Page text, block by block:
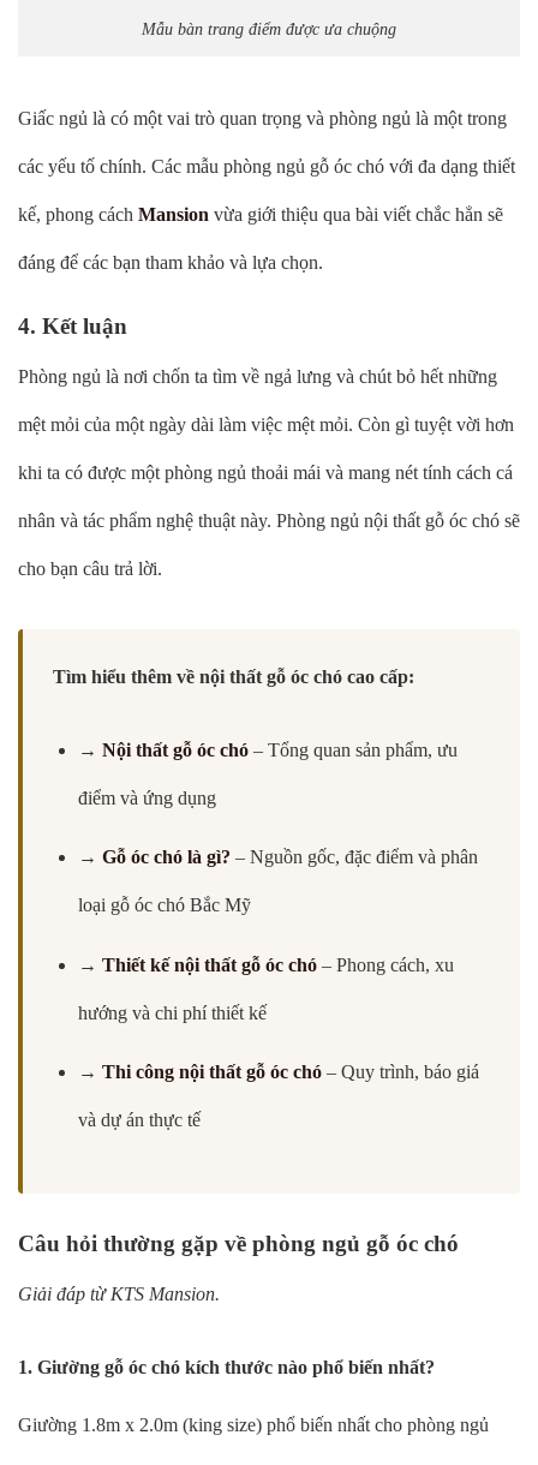
Mẫu bàn trang điểm được ưa chuộng
Giấc ngủ là có một vai trò quan trọng và phòng ngủ là một trong
các yếu tố chính. Các mẫu phòng ngủ gỗ óc chó với đa dạng thiết
kế, phong cách Mansion vừa giới thiệu qua bài viết chắc hẳn sẽ
đáng để các bạn tham khảo và lựa chọn.
4. Kết luận
Phòng ngủ là nơi chốn ta tìm về ngả lưng và chút bỏ hết những
mệt mỏi của một ngày dài làm việc mệt mỏi. Còn gì tuyệt vời hơn
khi ta có được một phòng ngủ thoải mái và mang nét tính cách cá
nhân và tác phẩm nghệ thuật này. Phòng ngủ nội thất gỗ óc chó sẽ
cho bạn câu trả lời.
Tìm hiểu thêm về nội thất gỗ óc chó cao cấp:
→ Nội thất gỗ óc chó– Tổng quan sản phẩm, ưu
điểm và ứng dụng
→ Gỗ óc chó là gì? – Nguồn gốc, đặc điểm và phân
loại gỗ óc chó Bắc Mỹ
→ Thiết kế nội thất gỗ óc chó– Phong cách, xu
hướng và chi phí thiết kế
→ Thi công nội thất gỗ óc chó– Quy trình, báo giá
và dự án thực tế
Câu hỏi thường gặp về phòng ngủ gỗ óc chó
Giải đáp từ KTS Mansion.
1. Giường gỗ óc chó kích thước nào phổ biến nhất?
Giường 1.8m x 2.0m (king size) phổ biến nhất cho phòng ngủ